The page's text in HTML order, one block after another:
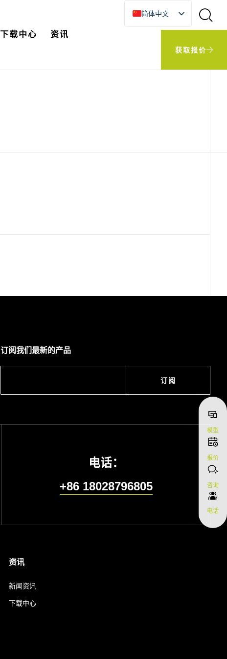
下载中心 资讯
简体中文
English
获取报价
订阅我们最新的产品
订阅
电话：
+86 18028796805
资讯
新闻资讯
下载中心
模型
报价
咨询
电话